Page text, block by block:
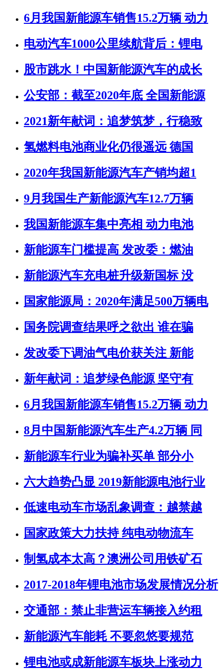
6月我国新能源车销售15.2万辆 动力
电动汽车1000公里续航背后：锂电
股市跳水！中国新能源汽车的成长
公安部：截至2020年底 全国新能源
2021新年献词：追梦筑梦，行稳致
氢燃料电池商业化仍很遥远 德国
2020年我国新能源汽车产销均超1
9月我国生产新能源汽车12.7万辆
我国新能源车集中亮相 动力电池
新能源车门槛提高 发改委：燃油
新能源汽车充电桩升级新国标 没
国家能源局：2020年满足500万辆电
国务院调查结果呼之欲出 谁在骗
发改委下调油气电价获关注 新能
新年献词：追梦绿色能源 坚守有
6月我国新能源车销售15.2万辆 动力
8月中国新能源汽车生产4.2万辆 同
新能源车行业为骗补买单 部分小
六大趋势凸显 2019新能源电池行业
低速电动车市场乱象调查：越禁越
国家政策大力扶持 纯电动物流车
制氢成本太高？澳洲公司用铁矿石
2017-2018年锂电池市场发展情况分析
交通部：禁止非营运车辆接入约租
新能源汽车能耗 不要忽悠要规范
锂电池或成新能源车板块上涨动力